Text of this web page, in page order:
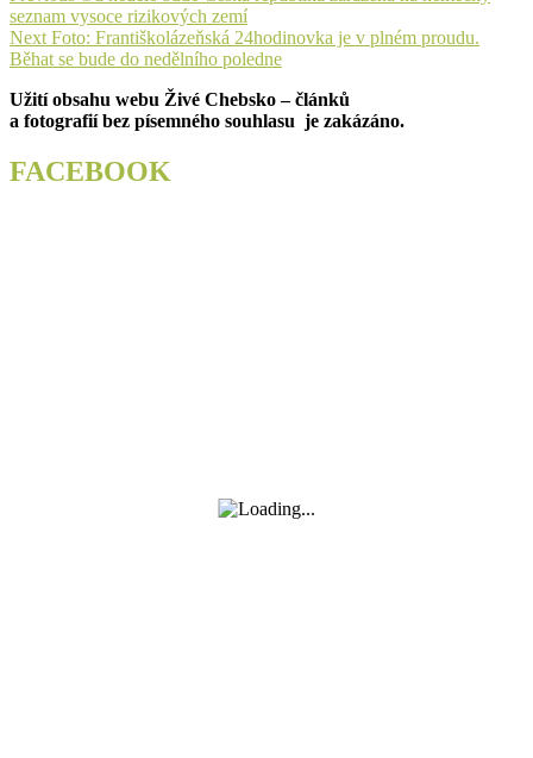
pro
příspěvek
post:
seznam vysoce rizikových zemí
Next Next
post:
Foto: Františkolázeňská 24hodinovka je v plném proudu.
Běhat se bude do nedělního poledne
Užití obsahu webu Živé Chebsko – článků
a fotografií bez písemného souhlasu je zakázáno.
FACEBOOK